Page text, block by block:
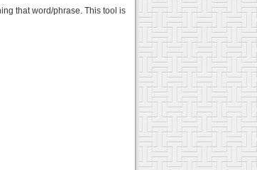
that word/phrase. This tool is